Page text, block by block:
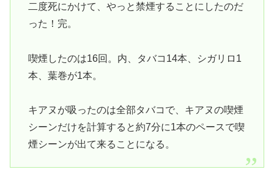
二度死にかけて、やっと禁煙することにしたのだ
った！完。
喫煙したのは16回。内、タバコ14本、シガリロ1
本、葉巻が1本。
キアヌが吸ったのは全部タバコで、キアヌの喫煙
シーンだけを計算すると約7分に1本のペースで喫
煙シーンが出て来ることになる。